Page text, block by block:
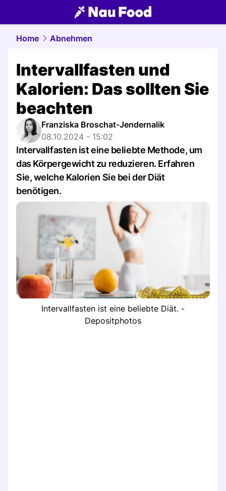
food.NAU.ch
Home Abnehmen
Intervallfasten und
Kalorien: Das sollten Sie
beachten
Franziska Broschat-Jendernalik
08.10.2024 - 15:02
Intervallfasten ist eine beliebte Methode, um
das Körpergewicht zu reduzieren. Erfahren
Sie, welche Kalorien Sie bei der Diät
benötigen.
Intervallfasten ist eine beliebte Diät. -
Depositphotos